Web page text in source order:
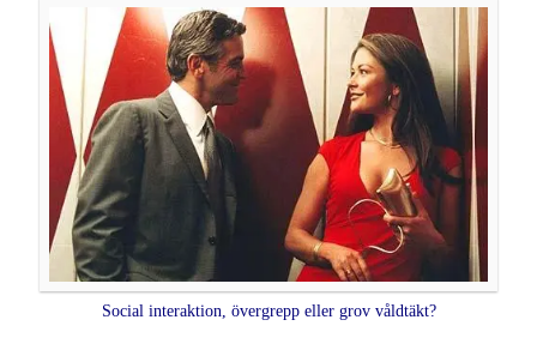
Social interaktion, övergrepp eller grov våldtäkt?